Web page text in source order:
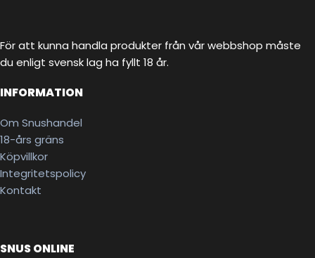
För att kunna handla produkter från vår webbshop måste
du enligt svensk lag ha fyllt 18 år.
INFORMATION
Om Snushandel
18-års gräns
Köpvillkor
Integritetspolicy
Kontakt
SNUS ONLINE